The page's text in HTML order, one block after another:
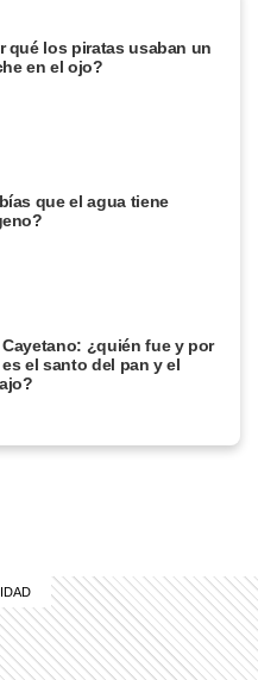
qué los piratas usaban un
en el ojo?
que el agua tiene
Cayetano: ¿quién fue y por
el santo del pan y el